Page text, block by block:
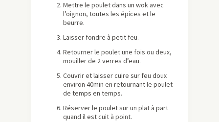
Mettre le poulet dans un wok avec
l’oignon, toutes les épices et le
beurre.
Laisser fondre à petit feu.
Retourner le poulet une fois ou deux,
mouiller de 2 verres d’eau.
Couvrir et laisser cuire sur feu doux
environ 40min en retournant le poulet
de temps en temps.
Réserver le poulet sur un plat à part
quand il est cuit à point.